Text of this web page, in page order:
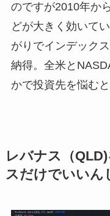
のですが2010年か
どが大きく効いて
がりでインデック
納得。全米と
かで投資先を悩むと
レバナス（
スだけでいいん